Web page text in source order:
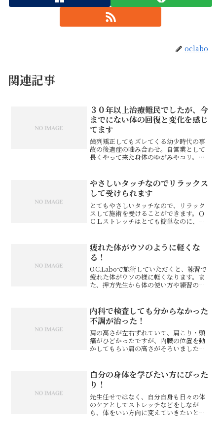
oclabo
関連記事
３０年以上治療難民でしたが、今
までにない体の回復と変化を感じ
てます
歯列矯正してもズレてくる幼少時代の事
故の後遺症の噛み合わせ。自営業として
長くやって来た身体のゆがみやコリ。何
れらの症状を30年以上、色々な整体・マ
ッサージ・鍼・ヨガなど...
やさしいタッチなのでリラックス
して受けられます
とてもやさしいタッチなので、リラック
スして施術を受けることができます。Ｏ
ＣＬストレッチはとても簡単なのに、変
方先生、イケメンなのでうれしいです。
わがまま座長様 無職※お...
疲れた体がウソのように軽くな
る！
O.C.Laboで施術していただくと、練習で
疲れた体がウソの様に軽くなります。ま
た、押方先生から体の使い方や練習の仕
が楽しみです。あるオヤジファイター
様 アマチュア格闘...
内科で検査しても分からなかった
不調が治った！
肩の高さが左右ずれていて、肩こり・頭
痛がひどかったですが、内臓の位置を動
かしてもらい肩の高さがそろいました！
で検査しても体調不良の原因が分からず
困っていたので、治って良...
自分の身体を学びたい方にぴった
り！
先生任せではなく、自分自身も日々の体
のケアとしてストレッチなどをしなが
ら、体をいい方向に変えていきたいとい